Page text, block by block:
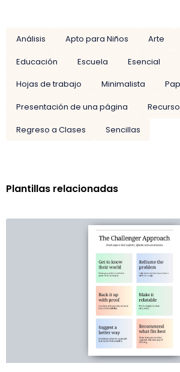
Análisis Apto para Niños Arte
Educación
Escuela Esencial
Hojas de trabajo
Minimalista
Presentación de una página
Regreso a Clases
Sencillas
Plantillas relacionadas